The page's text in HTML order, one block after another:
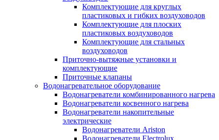
Комплектующие для круглых
пластиковых и гибких воздуховодов
Комплектующие для плоских
пластиковых воздуховодов
Комплектующие для стальных
воздуховодов
Приточно-вытяжные установки и
комплектующие
Приточные клапаны
Водонагревательное оборудование
Водонагреватели комбинированного нагрева
Водонагреватели косвенного нагрева
Водонагреватели накопительные
электрические
Водонагреватели Ariston